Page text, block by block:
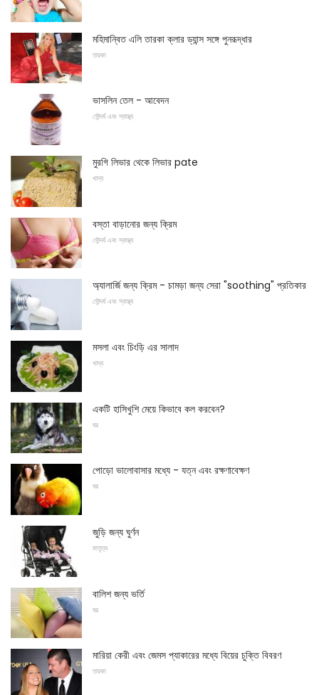
মহিমান্বিত এলি তারকা ক্লার ড্যান্স সঙ্গে পুনরূদ্ধার
তারকা
ভাসলিন তেল - আবেদন
সৌন্দর্য এবং স্বাস্থ্য
মুরগি লিভার থেকে লিভার pate
খাদ্য
বস্তা বাড়ানোর জন্য ক্রিম
সৌন্দর্য এবং স্বাস্থ্য
অ্যালার্জি জন্য ক্রিম - চামড়া জন্য সেরা "soothing" প্রতিকার
সৌন্দর্য এবং স্বাস্থ্য
মসলা এবং চিংড়ি এর সালাদ
খাদ্য
একটি হাসিখুশি মেয়ে কিভাবে কল করবেন?
ঘর
পোড়ো ভালোবাসার মধ্যে - যত্ন এবং রক্ষণাবেক্ষণ
ঘর
জুড়ি জন্য ঘুর্ণন
মাতৃত্ব
বালিশ জন্য ভর্তি
ঘর
মারিয়া কেরী এবং জেমস প্যাকারের মধ্যে বিয়ের চুক্তি বিবরণ
তারকা